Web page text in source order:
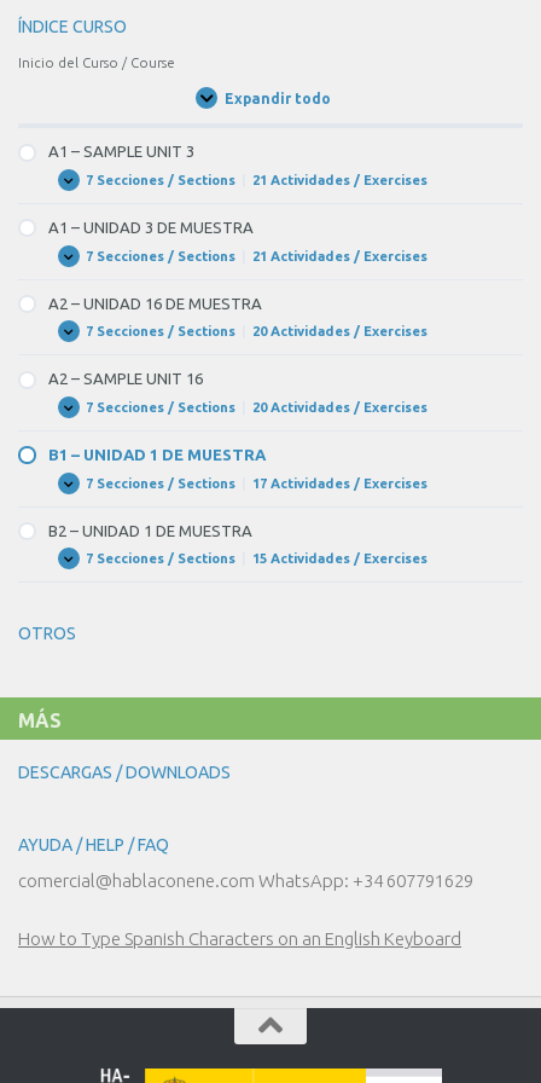
ÍNDICE CURSO
Inicio del Curso / Course
Expandir todo
Unidades
A1 – SAMPLE UNIT 3
Expandir
A1
SAMPLE
UNIT
3
7 Secciones / Sections 21 Actividades / Exercises
A1 – UNIDAD 3 DE MUESTRA
Expandir
A1
UNIDAD
3
DE
MUESTRA
7 Secciones / Sections 21 Actividades / Exercises
A2 – UNIDAD 16 DE MUESTRA
Expandir
A2
UNIDAD
16
DE
MUESTRA
7 Secciones / Sections 20 Actividades / Exercises
A2 – SAMPLE UNIT 16
Expandir
A2
SAMPLE
UNIT
16
7 Secciones / Sections 20 Actividades / Exercises
B1 – UNIDAD 1 DE MUESTRA
Expandir
B1
UNIDAD
1
DE
MUESTRA
7 Secciones / Sections 17 Actividades / Exercises
B2 – UNIDAD 1 DE MUESTRA
Expandir
B2
DE
7 Secciones / Sections 15 Actividades / Exercises
OTROS
MÁS
DESCARGAS / DOWNLOADS
AYUDA / HELP / FAQ
comercial@hablaconene.com WhatsApp: +34 607791629
How to Type Spanish Characters on an English Keyboard